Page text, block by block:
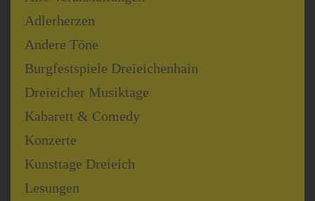
Adlerherzen
Andere Töne
Burgfestspiele Dreieichenhain
Dreieicher Musiktage
Kabarett & Comedy
Konzerte
Kunsttage Dreieich
Lesungen